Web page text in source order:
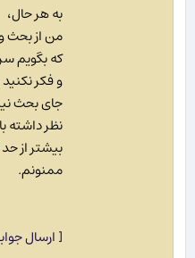
به هر حال،
من از بحث
که بگویم
و فکر
جای بحث
نظر داشته
بیشتر از
ممنونم.
[ارسال